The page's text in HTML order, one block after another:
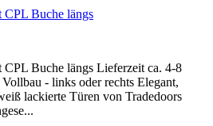
CPL Buche längs
CPL Buche längs Lieferzeit ca. 4-8
- links oder rechts Elegant,
lackierte Türen von Tradedoors